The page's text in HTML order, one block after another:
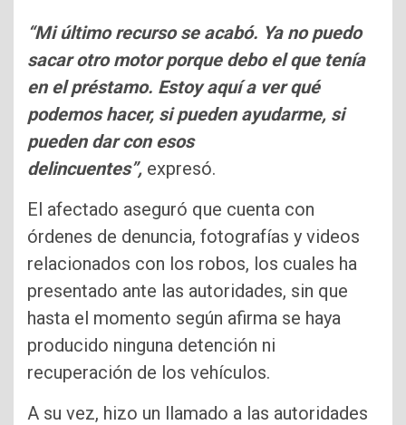
“Mi último recurso se acabó. Ya no puedo
sacar otro motor porque debo el que tenía
en el préstamo. Estoy aquí a ver qué
podemos hacer, si pueden ayudarme, si
pueden dar con esos
delincuentes”, expresó.
El afectado aseguró que cuenta con
órdenes de denuncia, fotografías y videos
relacionados con los robos, los cuales ha
presentado ante las autoridades, sin que
hasta el momento según afirma se haya
producido ninguna detención ni
recuperación de los vehículos.
A su vez, hizo un llamado a las autoridades